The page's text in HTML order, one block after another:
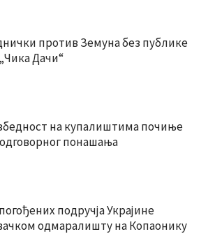
против Земуна без публике
Дачи“
на купалиштима почиње
понашања
подручја Украјине
одмаралишту на Копаонику